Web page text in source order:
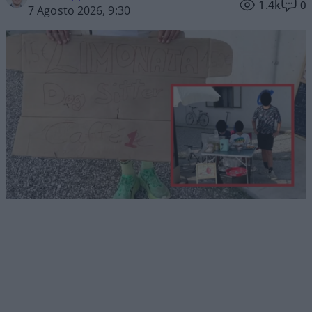
7 Agosto 2026, 9:30
1.4k 0